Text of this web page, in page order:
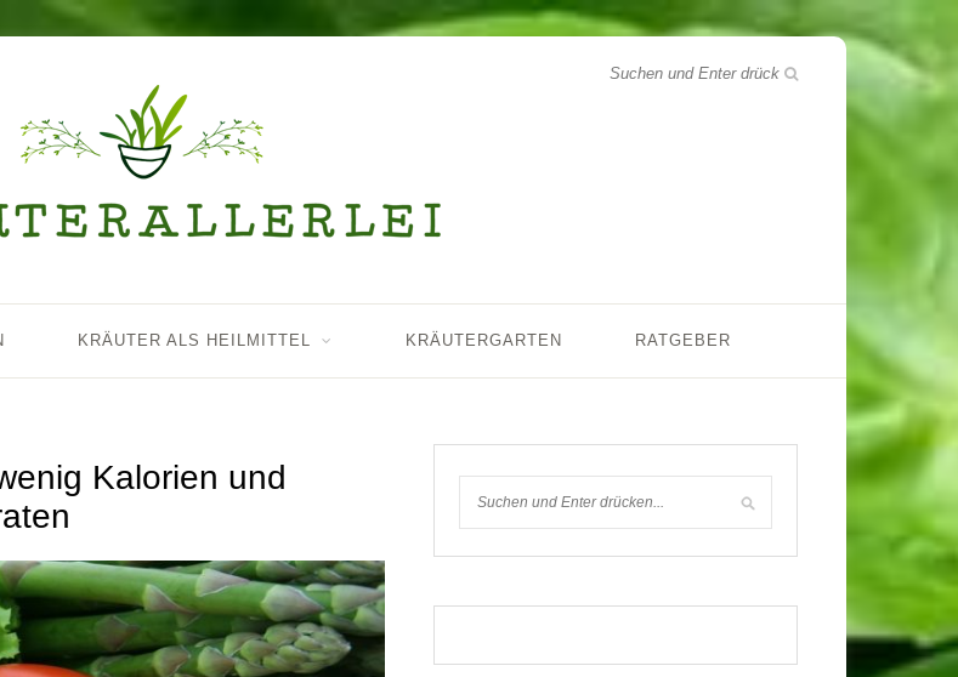
KRÄUTER ALS HEILMITTEL KRÄUTERGARTEN RATGEBER
Kalorien und